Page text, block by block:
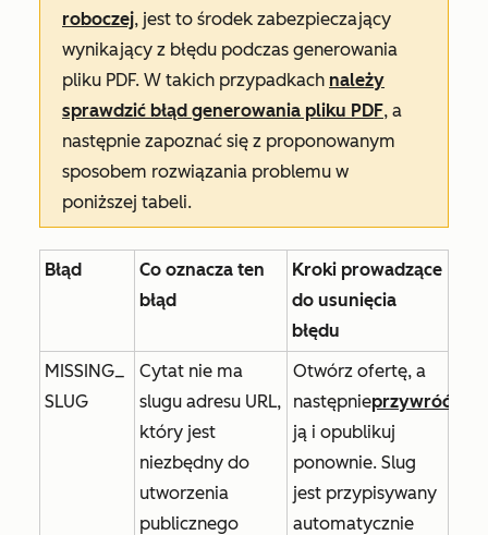
roboczej, jest to środek zabezpieczający
wynikający z błędu podczas generowania
pliku PDF. W takich przypadkach należy
sprawdzić błąd generowania pliku PDF, a
następnie zapoznać się z proponowanym
sposobem rozwiązania problemu w
poniższej tabeli.
Błąd
Co oznacza ten
błąd
Kroki prowadzące
do usunięcia
błędu
MISSING_
SLUG
Cytat nie ma
slugu adresu URL,
który jest
niezbędny do
utworzenia
publicznego
Otwórz ofertę, a
następnieprzywróć
ją i opublikuj
ponownie. Slug
jest przypisywany
automatycznie